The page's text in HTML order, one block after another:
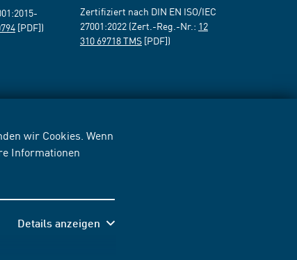
wir Cookies. Wenn
Informationen
Details anzeigen
[PDF])
Zertifiziert nach DIN EN ISO/IEC
27001:2022 (Zert.-Reg.-Nr.: 12
310 69718 TMS [PDF])